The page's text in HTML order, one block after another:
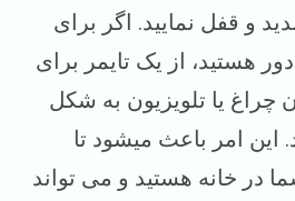
و قفل نمایید. اگر برای
هستید، از یک تایمر برای
یا تلویزیون به شکل
این امر باعث میشود تا
در خانه هستید و می تواند